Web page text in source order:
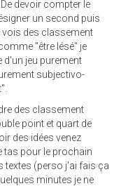
devoir compter le
un second puis
vois des classement
"être lésé" je
d'un jeu purement
subjectivo-
des classement
point et quart de
des idées venez
tas pour le prochain
textes (perso j'ai fais ça
minutes je ne